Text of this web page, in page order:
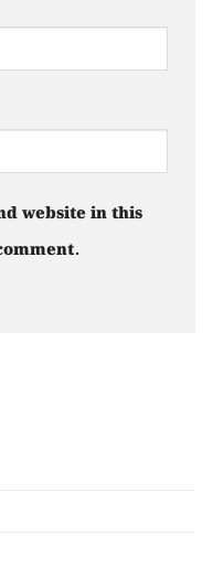
website in this